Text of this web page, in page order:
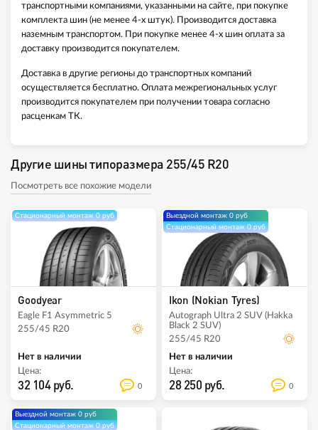
транспортными компаниями, указанными на сайте, при покупке
комплекта шин (не менее 4-х штук). Производится доставка
наземным транспортом. При покупке менее 4-х шин оплата за
доставку производится покупателем.
Доставка в другие регионы до транспортных компаний
осуществляется бесплатно. Оплата межрегиональных услуг
производится покупателем при получении товара согласно
расценкам ТК.
Другие шины типоразмера 255/45 R20
Посмотреть все похожие модели
Стационарный монтаж 0 руб
Goodyear
Eagle F1 Asymmetric 5
255/45 R20
Нет в наличии
Цена:
32 104 руб. 0
Выездной монтаж 0 руб
Стационарный монтаж 0 руб
Ikon (Nokian Tyres)
Autograph Ultra 2 SUV (Hakka
Black 2 SUV)
255/45 R20
Нет в наличии
Цена:
28 250 руб. 0
Выездной монтаж 0 руб
Стационарный монтаж 0 руб